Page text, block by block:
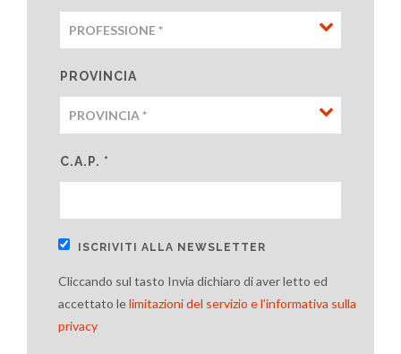
PROVINCIA
C.A.P. *
ISCRIVITI ALLA NEWSLETTER
Cliccando sul tasto Invia dichiaro di aver letto ed
accettato lelimitazioni del servizio e l'informativa sulla
privacy